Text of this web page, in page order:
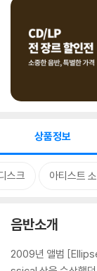
상품정보
스크 아티스트
음반소개
2009년 앨범